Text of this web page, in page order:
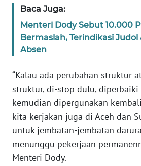
Baca Juga:
Menteri Dody Sebut 10.000
Bermaslah, Terindikasi Judol
Absen
“Kalau ada perubahan struktur
struktur, di-stop dulu, diperbaiki
kemudian dipergunakan
kita kerjakan juga di Aceh dan
untuk jembatan-jembatan
menunggu pekerjaan
Menteri Dody.
JABAR
WN
BANTEN
WN
KEPRI
WN
PAPUA